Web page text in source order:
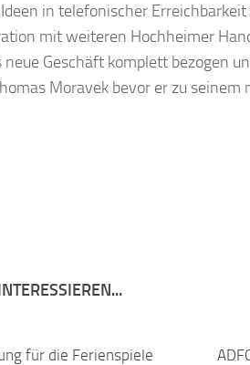
in telefonischer Erreichbarkeit
mit weiteren Hochheimer
neue Geschäft komplett bezogen
Moravek bevor er zu seinem
für die Ferienspiele